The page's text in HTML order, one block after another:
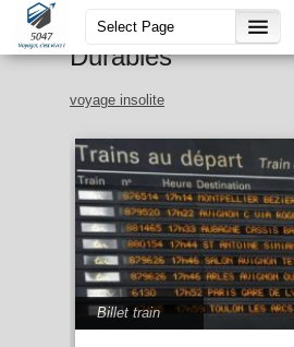
Guide Voyages
Durables
voyage insolite
Billet train